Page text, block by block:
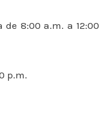
8:00 a.m. a 12:00
p.m.